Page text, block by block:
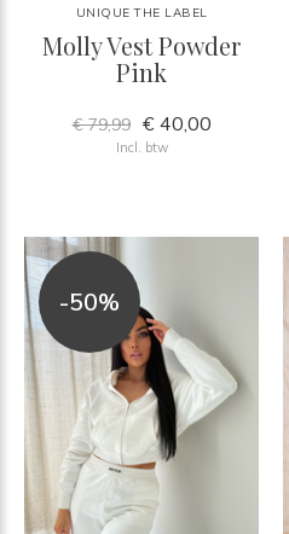
UNIQUE THE LABEL
Molly Vest Powder
Pink
€ 79,99 € 40,00
Incl. btw
-50%